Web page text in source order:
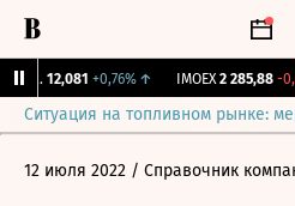
12,081 +0,76%↑ IMOEX 2 285,88 -
Ситуация на топливном рынке:
12 июля 2022 / Справочник